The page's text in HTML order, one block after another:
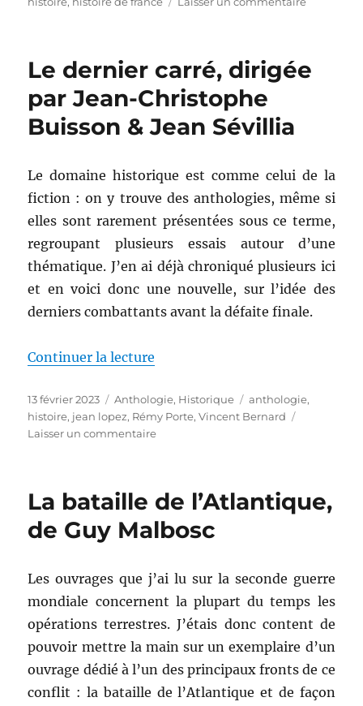
de
Patrice
et
François-
Guillaume
Le dernier carré, dirigée
par Jean-Christophe
Buisson & Jean Sévillia
Le domaine historique est comme celui de la
fiction : on y trouve des anthologies, même si
elles sont rarement présentées sous ce terme,
regroupant plusieurs essais autour d’une
thématique. J’en ai déjà chroniqué plusieurs ici
et en voici donc une nouvelle, sur l’idée des
derniers combattants avant la défaite finale.
Continuer la lecture
Publié
le
13 février 2023 Catégories
Anthologie, Historique Étiquettes
anthologie,
histoire, jean lopez, Rémy Porte,Vincent Bernard
Laisser un commentairesur
dirigée
Jean-
&
Jean
Sévillia
La bataille de l’Atlantique,
de Guy Malbosc
Les ouvrages que j’ai lu sur la seconde guerre
mondiale concernent la plupart du temps les
opérations terrestres. J’étais donc content de
pouvoir mettre la main sur un exemplaire d’un
ouvrage dédié à l’un des principaux fronts de ce
conflit : la bataille de l’Atlantique et de façon